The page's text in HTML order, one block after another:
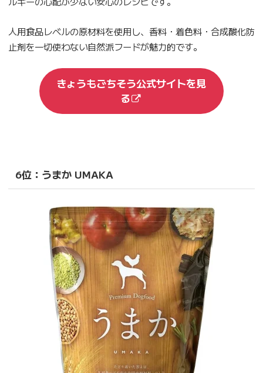
人用食品レベルの原材料を使用し、香料・着色料・合成酸化防
止剤を一切使わない自然派フードが魅力的です。
きょうもごちそう公式サイトを見
る
6位：うまか UMAKA